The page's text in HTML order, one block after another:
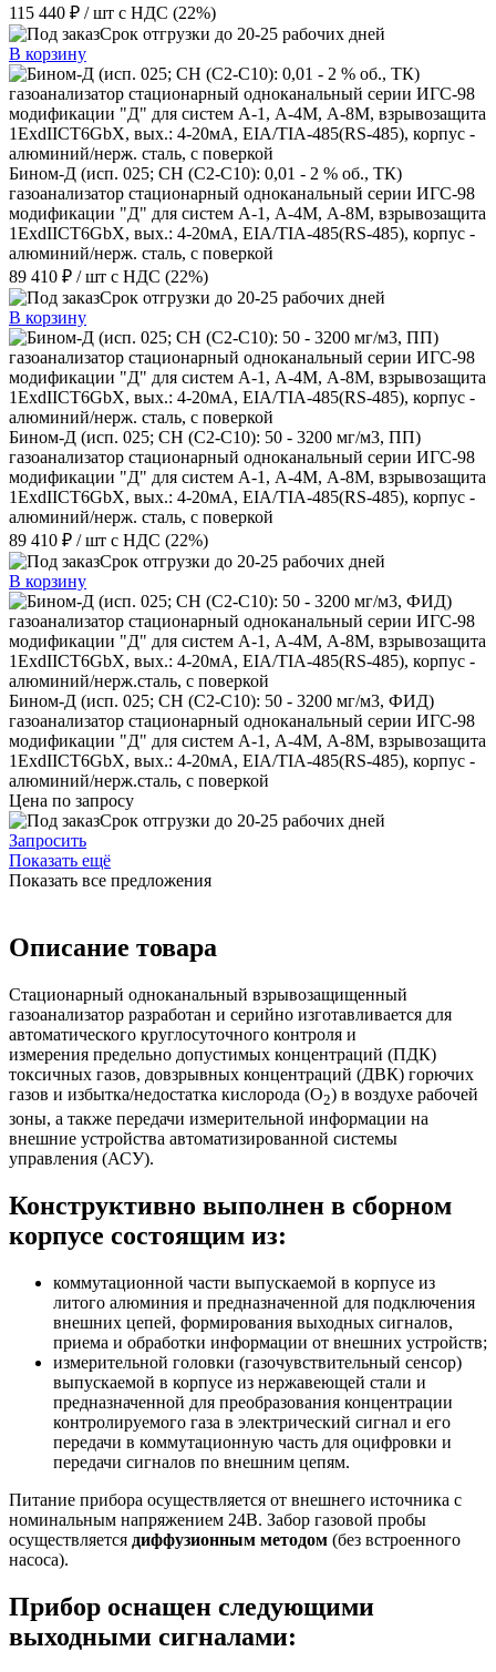
115 440 ₽ / шт с НДС (22%)
Срок отгрузки до 20-25 рабочих дней
В корзину
Бином-Д (исп. 025; CH (C2-C10): 0,01 - 2 % об., ТК)
газоанализатор стационарный одноканальный серии ИГС-98
модификации "Д" для систем А-1, А-4М, А-8М, взрывозащита
1ExdIIСT6GbX, вых.: 4-20мА, EIA/TIA-485(RS-485), корпус -
алюминий/нерж. сталь, с поверкой
89 410 ₽ / шт с НДС (22%)
Срок отгрузки до 20-25 рабочих дней
В корзину
Бином-Д (исп. 025; CH (C2-C10): 50 - 3200 мг/м3, ПП)
газоанализатор стационарный одноканальный серии ИГС-98
модификации "Д" для систем А-1, А-4М, А-8М, взрывозащита
1ExdIIСT6GbX, вых.: 4-20мА, EIA/TIA-485(RS-485), корпус -
алюминий/нерж. сталь, с поверкой
89 410 ₽ / шт с НДС (22%)
Срок отгрузки до 20-25 рабочих дней
В корзину
Бином-Д (исп. 025; CH (C2-C10): 50 - 3200 мг/м3, ФИД)
газоанализатор стационарный одноканальный серии ИГС-98
модификации "Д" для систем А-1, А-4М, А-8М, взрывозащита
1ExdIIСT6GbX, вых.: 4-20мА, EIA/TIA-485(RS-485), корпус -
алюминий/нерж.сталь, с поверкой
Цена по запросу
Срок отгрузки до 20-25 рабочих дней
Запросить
Показать ещё
Показать все предложения
Описание товара
Стационарный одноканальный взрывозащищенный
газоанализатор разработан и серийно изготавливается для
автоматического круглосуточного контроля и
измерения предельно допустимых концентраций (ПДК)
токсичных газов, довзрывных концентраций (ДВК) горючих
газов и избытка/недостатка кислорода (O2) в воздухе рабочей
зоны, а также передачи измерительной информации на
внешние устройства автоматизированной системы
управления (АСУ).
Конструктивно выполнен в сборном
корпусе состоящим из:
коммутационной части выпускаемой в корпусе из
литого алюминия и предназначенной для подключения
внешних цепей, формирования выходных сигналов,
приема и обработки информации от внешних устройств;
измерительной головки (газочувствительный сенсор)
выпускаемой в корпусе из нержавеющей стали и
предназначенной для преобразования концентрации
контролируемого газа в электрический сигнал и его
передачи в коммутационную часть для оцифровки и
передачи сигналов по внешним цепям.
Питание прибора осуществляется от внешнего источника с
номинальным напряжением 24В. Забор газовой пробы
осуществляется диффузионным методом (без встроенного
насоса).
Прибор оснащен следующими
выходными сигналами: